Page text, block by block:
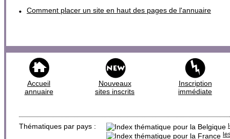
Comment placer un site en haut des pages de l'annuaire
Accueil
annuaire
Nouveaux
sites inscrits
Inscription
immédiate
Thématiques par pays :